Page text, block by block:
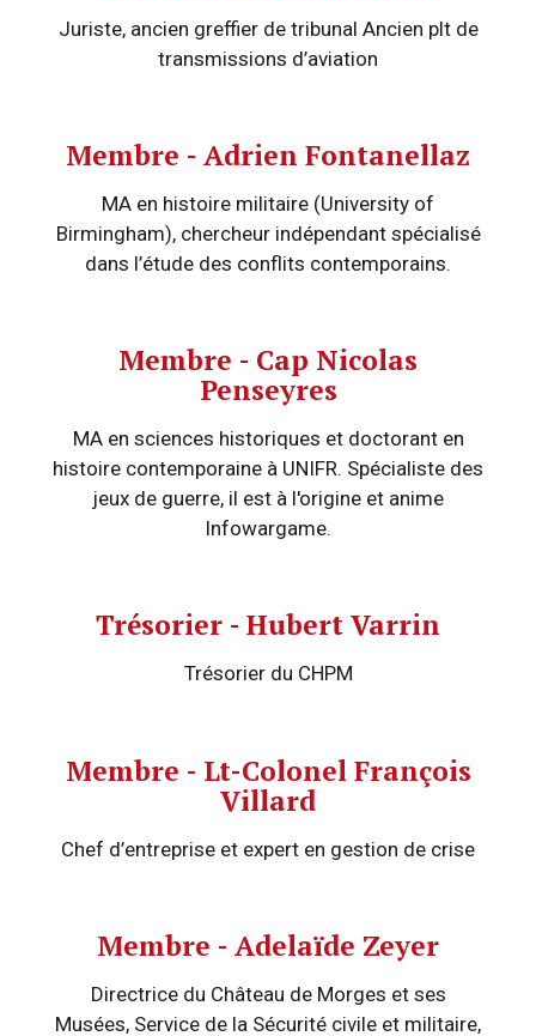
Juriste, ancien greffier de tribunal Ancien plt de
transmissions d’aviation
Membre - Adrien Fontanellaz
MA en histoire militaire (University of
Birmingham), chercheur indépendant spécialisé
dans l’étude des conflits contemporains.
Membre - Cap Nicolas
Penseyres
MA en sciences historiques et doctorant en
histoire contemporaine à UNIFR. Spécialiste des
jeux de guerre, il est à l'origine et anime
Infowargame.
Trésorier - Hubert Varrin
Trésorier du CHPM
Membre - Lt-Colonel François
Villard
Chef d’entreprise et expert en gestion de crise
Membre - Adelaïde Zeyer
Directrice du Château de Morges et ses
Musées, Service de la Sécurité civile et militaire,